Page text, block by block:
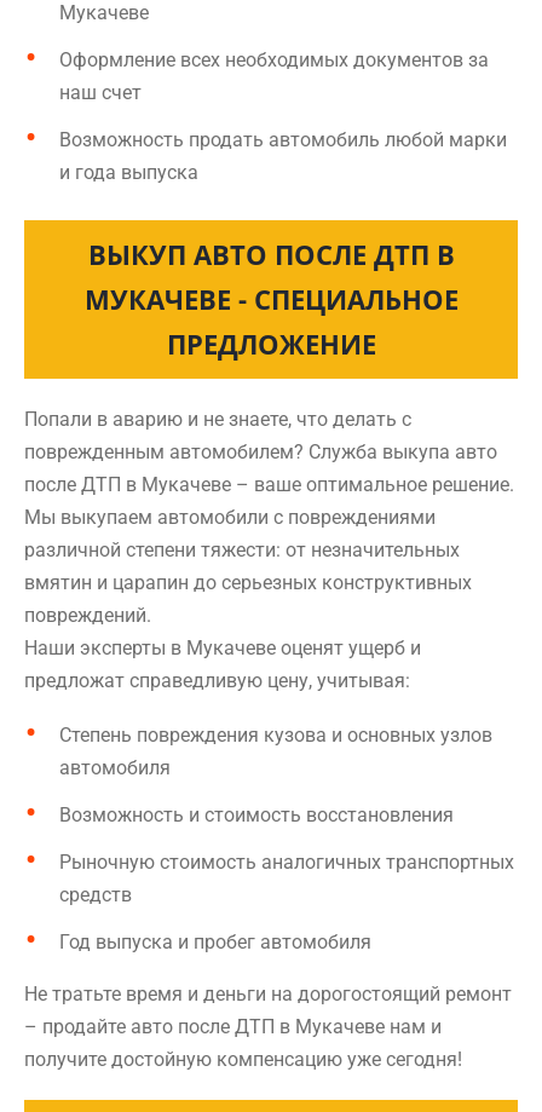
Мукачеве
Оформление всех необходимых документов за
наш счет
Возможность продать автомобиль любой марки
и года выпуска
ВЫКУП АВТО ПОСЛЕ ДТП В
МУКАЧЕВЕ - СПЕЦИАЛЬНОЕ
ПРЕДЛОЖЕНИЕ
Попали в аварию и не знаете, что делать с
поврежденным автомобилем? Служба выкупа авто
после ДТП в Мукачеве – ваше оптимальное решение.
Мы выкупаем автомобили с повреждениями
различной степени тяжести: от незначительных
вмятин и царапин до серьезных конструктивных
повреждений.
Наши эксперты в Мукачеве оценят ущерб и
предложат справедливую цену, учитывая:
Степень повреждения кузова и основных узлов
автомобиля
Возможность и стоимость восстановления
Рыночную стоимость аналогичных транспортных
средств
Год выпуска и пробег автомобиля
Не тратьте время и деньги на дорогостоящий ремонт
– продайте авто после ДТП в Мукачеве нам и
получите достойную компенсацию уже сегодня!